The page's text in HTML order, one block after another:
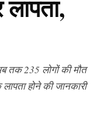
तक 235 लोगों की मौत
होने की जानकारी